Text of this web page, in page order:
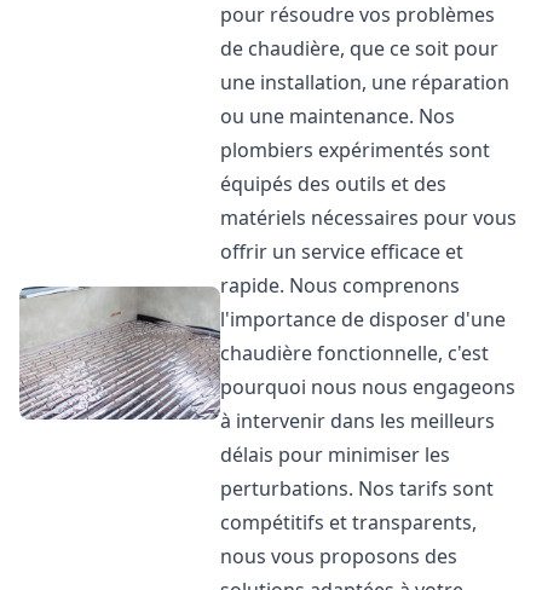
pour résoudre vos problèmes
de chaudière, que ce soit pour
une installation, une réparation
ou une maintenance. Nos
plombiers expérimentés sont
équipés des outils et des
matériels nécessaires pour vous
offrir un service efficace et
rapide. Nous comprenons
l'importance de disposer d'une
chaudière fonctionnelle, c'est
pourquoi nous nous engageons
à intervenir dans les meilleurs
délais pour minimiser les
perturbations. Nos tarifs sont
compétitifs et transparents,
nous vous proposons des